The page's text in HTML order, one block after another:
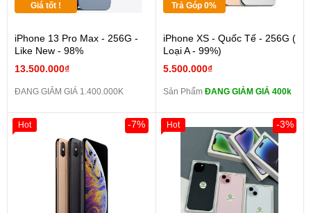
Giá tốt !
iPhone 13 Pro Max - 256G -
Like New - 98%
13.500.000₫
ĐANG GIẢM GIÁ 1.400.000K
Trả Góp 0%
iPhone XS - Quốc Tế - 256G (
Loại A - 99%)
5.500.000₫
Sản Phẩm ĐANG GIẢM GIÁ 400k
-7%
Hot -3%
Hot